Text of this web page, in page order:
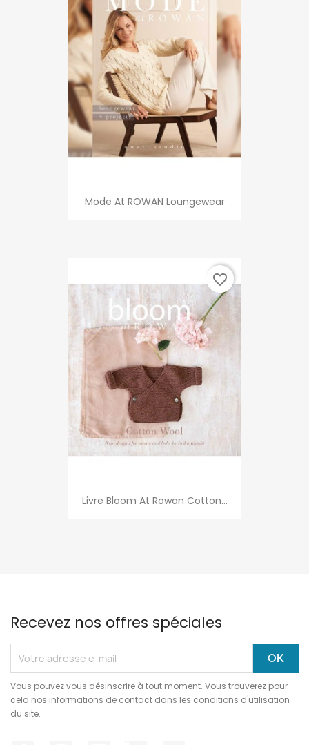
Mode At ROWAN Loungewear
Livre Bloom At Rowan Cotton...
favorite_border
Recevez nos offres spéciales
Vous pouvez vous désinscrire à tout moment. Vous trouverez pour
cela nos informations de contact dans les conditions d'utilisation
du site.